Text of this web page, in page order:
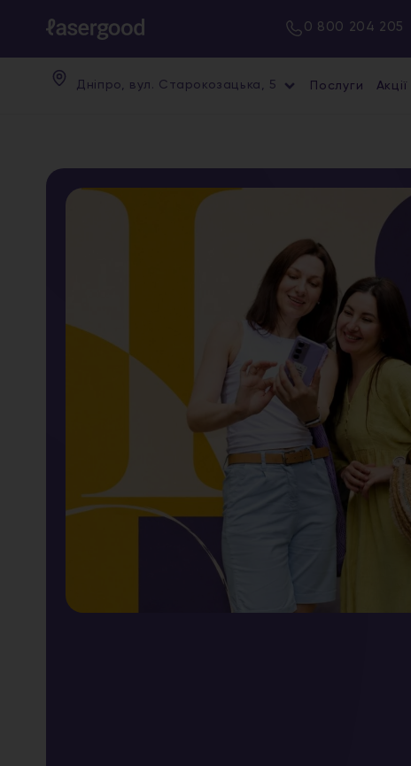
0 800 204 205
Дніпро, вул. Старокозацька, 5 Послуги Акції